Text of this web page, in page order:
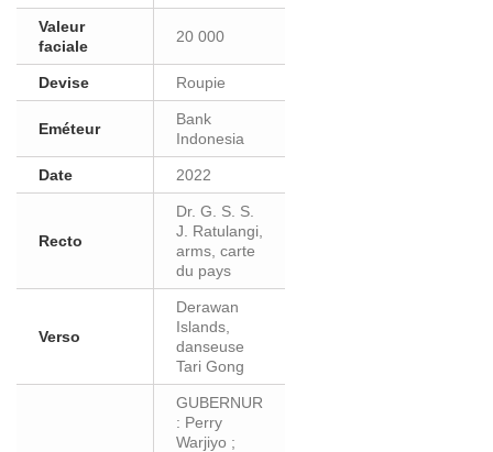
Valeur
faciale
20 000
Devise Roupie
Eméteur
Bank
Indonesia
Date 2022
Recto
Dr. G. S. S.
J. Ratulangi,
arms, carte
du pays
Verso
Derawan
Islands,
danseuse
Tari Gong
GUBERNUR
: Perry
Warjiyo ;